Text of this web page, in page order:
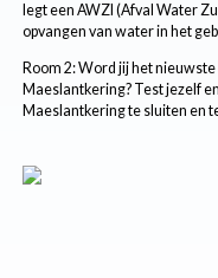
legt een AWZI (Afval Water
opvangen van water in het
Room 2: Word jij het
Maeslantkering? Test jezelf
Maeslantkering te sluiten en